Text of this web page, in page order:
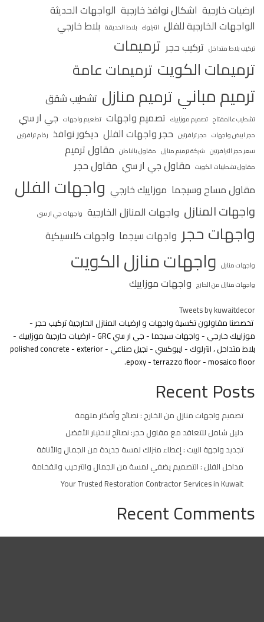
ارضيات خارجية اشكال نوافذ خارجية الواجهات الحديثة
الواجهات الخارجية للفلل انترلوك بلاط الحديقة بلاط خارجي
تركيب بلاط متداخل تركيب حجر ترميمات
ترميمات الكويت ترميمات عامة
ترميم مباني ترميم منازل تشطيب شقق
تشطيب عالمفتاح تصميم موزاييك تصميم واجهات تطعيم واجهات جي ار سي
حجر ابيض واجهات حجر ترافرتين حجر واجهات الفلل ديكور نوافذ رخام ترافرتين
سعر حجر الترافرتين شركة ترميم منازل مقاول بالباطن مقاول ترميم
مقاول تشطيبات الكويت مقاول جي ار سي مقاول حجر
مقاول مساح وسيجما موزاييك خارجي واجهات الفلل
واجهات المنازل واجهات المنازل الخارجية واجهات جي ار سي
واجهات حجر واجهات سيجما واجهات كلاسيكية
واجهات منازل واجهات منازل الكويت
واجهات منازل من الخارج واجهات موزاييك
Tweets by kuwaitdecor
تخصصنا مقاولون تكسية واجهات و ارضيات المنازل الخارجية تركيب حجر -
موزاييك خارجي - واجهات سيجما - جي ار سي GRC - ارضيات خارجية موزاييك -
بلاط متداخل ، انترلوك - ايبوكسي - نجيل صناعي - polished concrete - exterior
epoxy - terrazzo floor - mosaico floor.
Recent Posts
تصميم واجهات منازل من الخارج : نصائح وأفكار ملهمة
دليل شامل للتعاقد مع مقاول حجر: نصائح لاختيار الأفضل
تجديد واجهة البيت : إعطاء منزلك لمسة جديدة من الجمال والأناقة
مداخل الفلل : التصميم يضفي لمسة من الجمال والترحيب والفخامة
Your Trusted Restoration Contractor Services in Kuwait
Recent Comments